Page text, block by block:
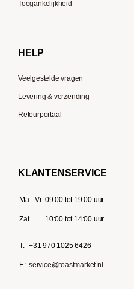
Toegankelijkheid
HELP
Veelgestelde vragen
Levering & verzending
Retourportaal
KLANTENSERVICE
Ma - Vr 09:00 tot 19:00 uur
Zat 10:00 tot 14:00 uur
T: +31 970 1025 6426
E: service@roastmarket.nl